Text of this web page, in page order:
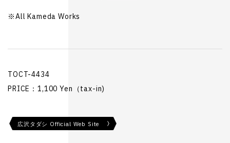
※All Kameda Works
TOCT-4434
PRICE：1,100 Yen（tax-in)
広沢タダシ Official Web Site